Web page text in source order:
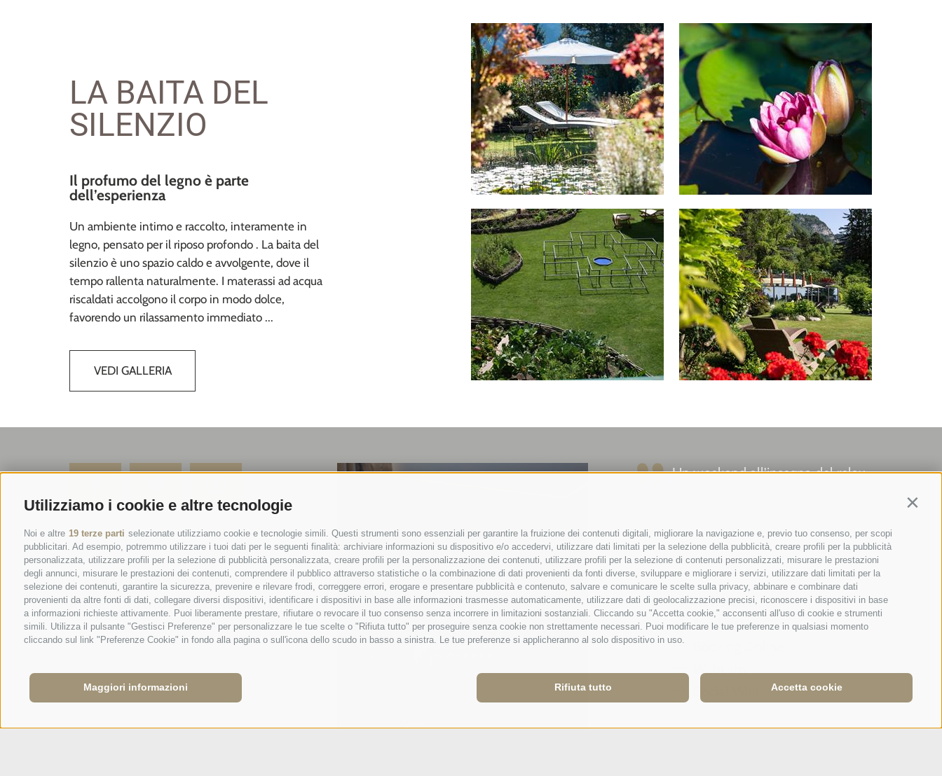
Utilizziamo i cookie e altre tecnologie
Noi e altre 19 terze parti selezionate utilizziamo cookie e tecnologie simili. Questi strumenti sono essenziali per garantire la fruizione dei contenuti digitali, migliorare la navigazione e, previo tuo consenso, per scopi
pubblicitari. Ad esempio, potremmo utilizzare i tuoi dati per le seguenti finalità: archiviare informazioni su dispositivo e/o accedervi, utilizzare dati limitati per la selezione della pubblicità, creare profili per la pubblicità
personalizzata, utilizzare profili per la selezione di pubblicità personalizzata, creare profili per la personalizzazione dei contenuti, utilizzare profili per la selezione di contenuti personalizzati, misurare le prestazioni
degli annunci, misurare le prestazioni dei contenuti, comprendere il pubblico attraverso statistiche o la combinazione di dati provenienti da fonti diverse, sviluppare e migliorare i servizi, utilizzare dati limitati per la
selezione dei contenuti, garantire la sicurezza, prevenire e rilevare frodi, correggere errori, erogare e presentare pubblicità e contenuto, salvare e comunicare le scelte sulla privacy, abbinare e combinare dati
provenienti da altre fonti di dati, collegare diversi dispositivi, identificare i dispositivi in base alle informazioni trasmesse automaticamente, utilizzare dati di geolocalizzazione precisi, riconoscere i dispositivi in base
a informazioni richieste attivamente. Puoi liberamente prestare, rifiutare o revocare il tuo consenso senza incorrere in limitazioni sostanziali. Cliccando su "Accetta cookie," acconsenti all'uso di cookie e strumenti
simili. Utilizza il pulsante "Gestisci Preferenze" per personalizzare le tue scelte o "Rifiuta tutto" per proseguire senza cookie non strettamente necessari. Puoi modificare le tue preferenze in qualsiasi momento
cliccando sul link "Preferenze Cookie" in fondo alla pagina o sull'icona dello scudo in basso a sinistra. Le tue preferenze si applicheranno al solo dispositivo in uso.
Accetta cookie
Rifiuta tutto
Maggiori informazioni
LA BAITA DEL
SILENZIO
Il profumo del legno è parte
dell’esperienza
Un ambiente intimo e raccolto, interamente in
legno, pensato per il riposo profondo . La baita del
silenzio è uno spazio caldo e avvolgente, dove il
tempo rallenta naturalmente. I materassi ad acqua
riscaldati accolgono il corpo in modo dolce,
favorendo un rilassamento immediato ...
VEDI GALLERIA
SPORTHOTEL PANORAMA
Via Carletti, 6 · Fai della Paganella
T +39 0461 583134
info@sporthotelpanorama.it
DE EN
Un weekend all'insegna del relax
Tripadvisor - Giovelli
Newsletter
Richiesta
Webcam